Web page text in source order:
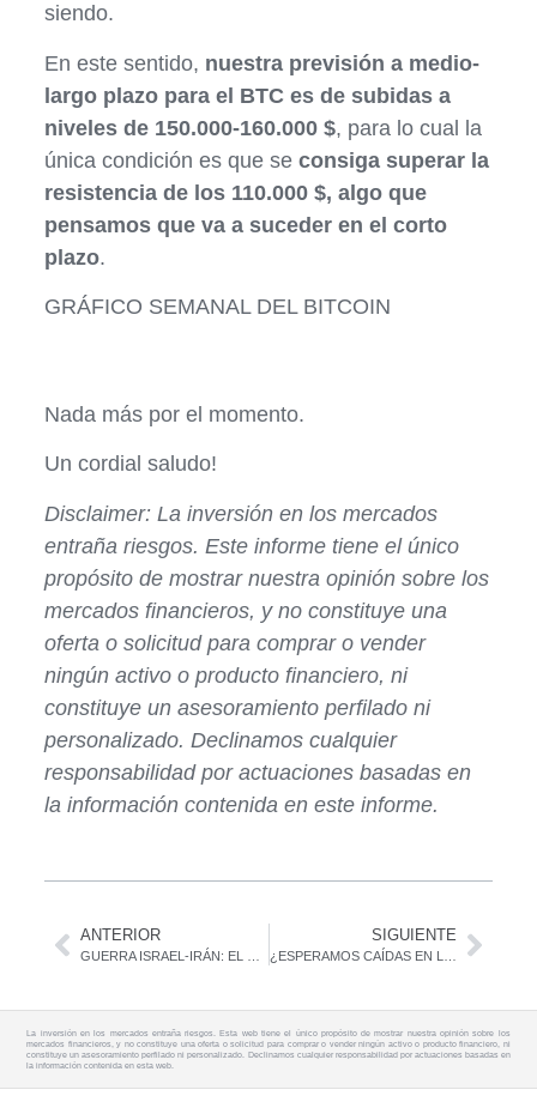
siendo.
En este sentido, nuestra previsión a medio-
largo plazo para el BTC es de subidas a
niveles de 150.000-160.000 $, para lo cual la
única condición es que se consiga superar la
resistencia de los 110.000 $, algo que
pensamos que va a suceder en el corto
plazo.
GRÁFICO SEMANAL DEL BITCOIN
Nada más por el momento.
Un cordial saludo!
Disclaimer: La inversión en los mercados
entraña riesgos. Este informe tiene el único
propósito de mostrar nuestra opinión sobre los
mercados financieros, y no constituye una
oferta o solicitud para comprar o vender
ningún activo o producto financiero, ni
constituye un asesoramiento perfilado ni
personalizado. Declinamos cualquier
responsabilidad por actuaciones basadas en
la información contenida en este informe.
ANTERIOR SIGUIENTE
La inversión en los mercados entraña riesgos. Esta web tiene el único propósito de mostrar nuestra opinión sobre los
mercados financieros, y no constituye una oferta o solicitud para comprar o vender ningún activo o producto financiero, ni
constituye un asesoramiento perfilado ni personalizado. Declinamos cualquier responsabilidad por actuaciones basadas en
la información contenida en esta web.